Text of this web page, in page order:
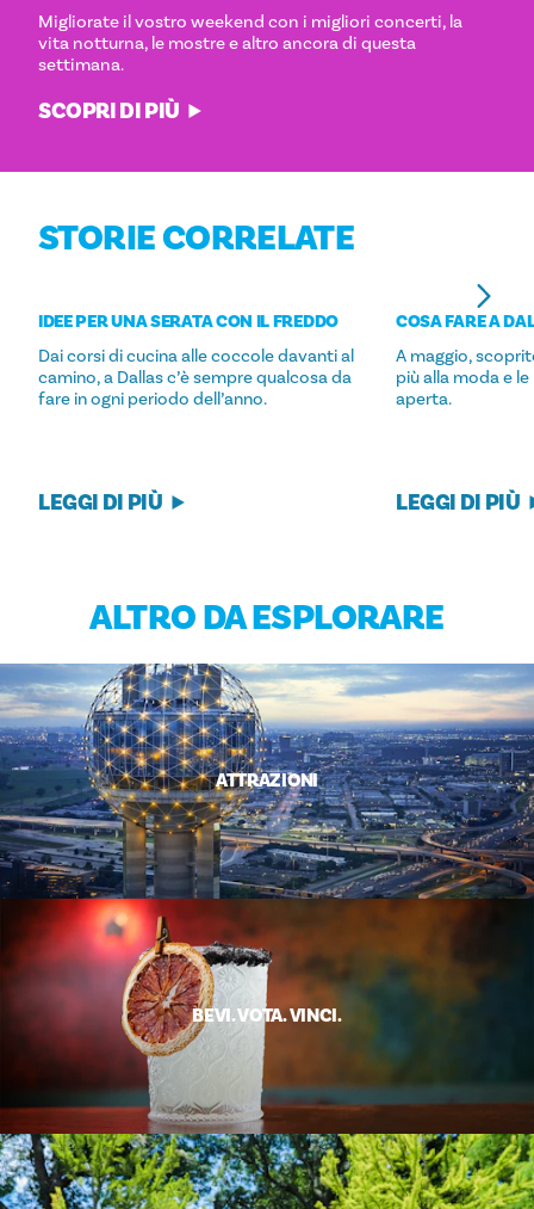
Migliorate il vostro weekend con i migliori concerti, la
vita notturna, le mostre e altro ancora di questa
settimana.
SCOPRI DI PIÙ
STORIE CORRELATE
IDEE PER UNA SERATA CON IL FREDDO
Dai corsi di cucina alle coccole davanti al
camino, a Dallas c’è sempre qualcosa da
fare in ogni periodo dell’anno.
LEGGI DI PIÙ
COSA FARE A
A maggio,
più alla moda e
aperta.
LEGGI DI PIÙ
ALTRO DA ESPLORARE
ATTRAZIONI
BEVI. VOTA. VINCI.